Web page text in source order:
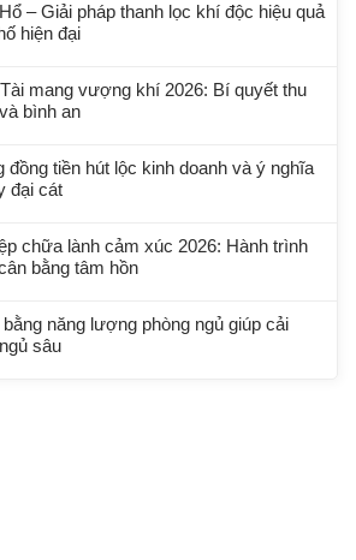
– Giải pháp thanh lọc khí độc hiệu quả
hiện đại
mang vượng khí 2026: Bí quyết thu
bình an
đồng tiền hút lộc kinh doanh và ý nghĩa
đại cát
chữa lành cảm xúc 2026: Hành trình
bằng tâm hồn
bằng năng lượng phòng ngủ giúp cải
sâu